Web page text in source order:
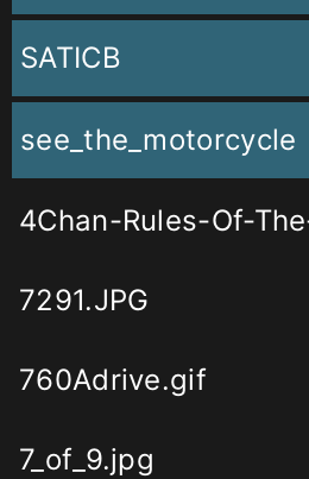
SATICB
see_the_motorcycle
4Chan-Rules-Of-
7291.JPG
760Adrive.gif
7_of_9.jpg